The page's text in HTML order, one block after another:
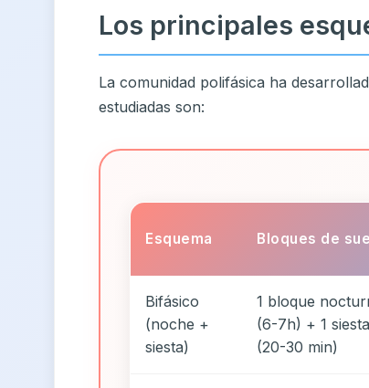
Los principales
La comunidad polifásica ha
estudiadas son:
Esquema Bloques de
Bifásico
(noche +
siesta)
1 bloque
(6-7h) + 1 siesta
(20-30 min)